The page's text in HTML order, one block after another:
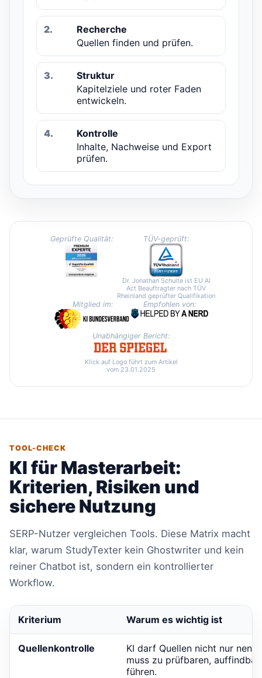
2.
Recherche
Quellen finden und prüfen.
3.
Struktur
Kapitelziele und roter Faden
entwickeln.
4.
Kontrolle
Inhalte, Nachweise und Export
prüfen.
Geprüfte Qualität: TÜV-geprüft:
Dr. Jonathan Schulte ist EU AI
Act Beauftragter nach TÜV
Rheinland geprüfter Qualifikation
Mitglied im: Empfohlen von:
Unabhängiger Bericht:
Klick auf Logo führt zum Artikel
vom 23.01.2025
TOOL-CHECK
KI für Masterarbeit:
Kriterien, Risiken und
sichere Nutzung
SERP-Nutzer vergleichen Tools. Diese Matrix macht
klar, warum StudyTexter kein Ghostwriter und kein
reiner Chatbot ist, sondern ein kontrollierter
Workflow.
Kriterium Warum es wichtig ist
Quellenkontrolle
KI darf Quellen nicht nur
muss zu prüfbaren,
führen.